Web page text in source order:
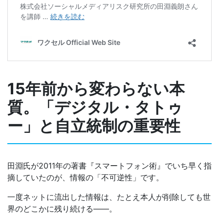
15年前から変わらない本
質。「デジタル・タトゥ
ー」と自立統制の重要性
田淵氏が2011年の著書『スマートフォン術』でいち早く指
摘していたのが、情報の「不可逆性」です。
一度ネットに流出した情報は、たとえ本人が削除しても世
界のどこかに残り続ける――。